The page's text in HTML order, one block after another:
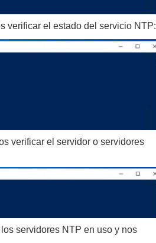
verificar el estado del servicio NTP:
verificar el servidor o servidores
los servidores NTP en uso y nos